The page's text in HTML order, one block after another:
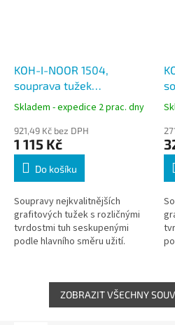
KOH-I-NOOR 1504,
souprava tužek
grafitových 24 ks v
dřevěné kazetě
Skladem - expedice 2 prac. dny
921,49 Kč bez DPH
1 115 Kč
Do košíku
Soupravy nejkvalitnějších
grafitových tužek s rozličnými
tvrdostmi tuh seskupenými
podle hlavního směru užití.
ZOBRAZIT VŠECHNY